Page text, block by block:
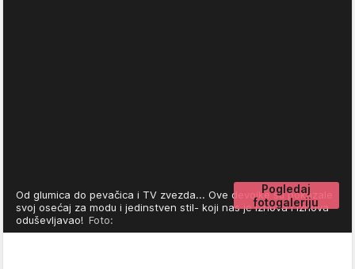
Pogledaj
fotogaleriju
Od glumica do pevačica i TV zvezda... Ove devojke su pokazale
svoj osećaj za modu i jedinstven stil- koji nas je iznova i iznova
oduševljavao! Foto: